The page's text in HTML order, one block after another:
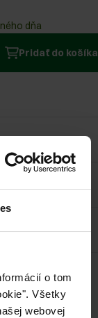
o tom
Všetky
webovej
dňa
Pridať do košíka